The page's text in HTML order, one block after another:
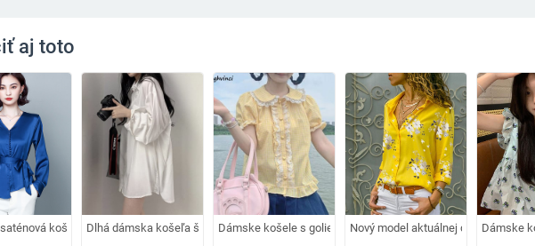
aj toto
elegantný dizajn, kancelárske dámske tílko, módne, univerzálne, štýlové, klasické, pôvabné, BF
košeľa s výstrihom do V a gombíkmi
Dlhá dámska košeľa širokého modelu v bielej a modrej farbe
Dámske košele s golierom Peter Pan, kockovaný crop top,
Nový model aktuálnej dámskejDámske